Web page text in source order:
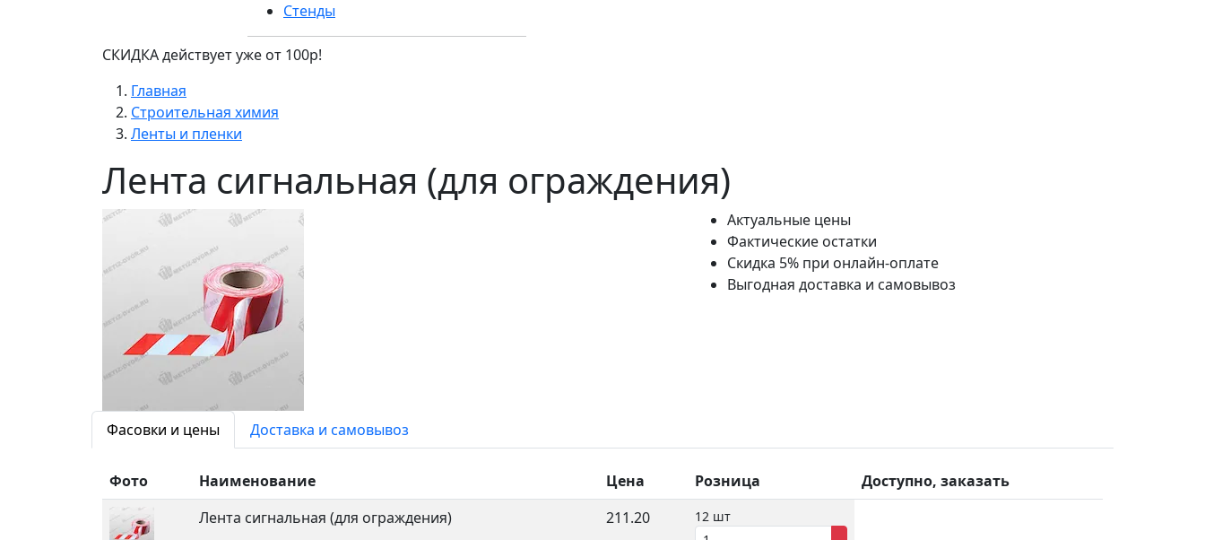
Стенды
СКИДКА действует уже от 100р!
Главная
Строительная химия
Ленты и пленки
Лента сигнальная (для ограждения)
Актуальные цены
Фактические остатки
Скидка 5% при онлайн-оплате
Выгодная доставка и самовывоз
Фасовки и цены Доставка и самовывоз
Фото Наименование Цена Розница
Доступно, заказать
Лента сигнальная (для ограждения)
211.20 12 шт